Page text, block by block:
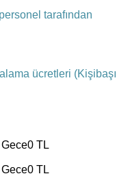
tarafından
ücretleri (Kişibaşı
0 TL
0 TL